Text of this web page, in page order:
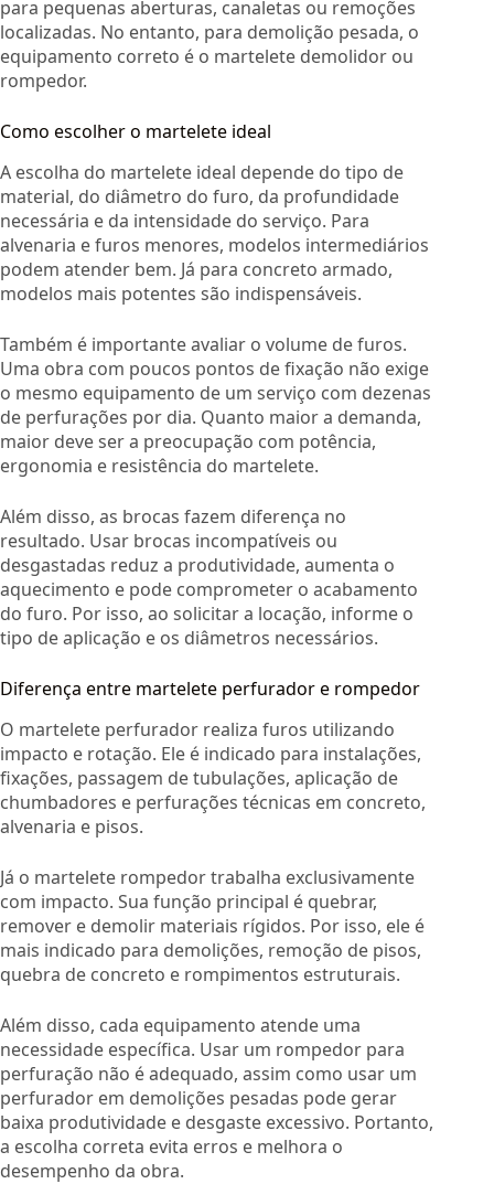
para pequenas aberturas, canaletas ou remoções
localizadas. No entanto, para demolição pesada, o
equipamento correto é o martelete demolidor ou
rompedor.
Como escolher o martelete ideal
A escolha do martelete ideal depende do tipo de
material, do diâmetro do furo, da profundidade
necessária e da intensidade do serviço. Para
alvenaria e furos menores, modelos intermediários
podem atender bem. Já para concreto armado,
modelos mais potentes são indispensáveis.
Também é importante avaliar o volume de furos.
Uma obra com poucos pontos de fixação não exige
o mesmo equipamento de um serviço com dezenas
de perfurações por dia. Quanto maior a demanda,
maior deve ser a preocupação com potência,
ergonomia e resistência do martelete.
Além disso, as brocas fazem diferença no
resultado. Usar brocas incompatíveis ou
desgastadas reduz a produtividade, aumenta o
aquecimento e pode comprometer o acabamento
do furo. Por isso, ao solicitar a locação, informe o
tipo de aplicação e os diâmetros necessários.
Diferença entre martelete perfurador e rompedor
O martelete perfurador realiza furos utilizando
impacto e rotação. Ele é indicado para instalações,
fixações, passagem de tubulações, aplicação de
chumbadores e perfurações técnicas em concreto,
alvenaria e pisos.
Já o martelete rompedor trabalha exclusivamente
com impacto. Sua função principal é quebrar,
remover e demolir materiais rígidos. Por isso, ele é
mais indicado para demolições, remoção de pisos,
quebra de concreto e rompimentos estruturais.
Além disso, cada equipamento atende uma
necessidade específica. Usar um rompedor para
perfuração não é adequado, assim como usar um
perfurador em demolições pesadas pode gerar
baixa produtividade e desgaste excessivo. Portanto,
a escolha correta evita erros e melhora o
desempenho da obra.